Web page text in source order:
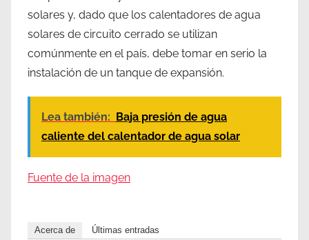
solares y, dado que los calentadores de agua
solares de circuito cerrado se utilizan
comúnmente en el país, debe tomar en serio la
instalación de un tanque de expansión.
Lea también: Baja presión de agua
caliente del calentador de agua solar
Fuente de la imagen
Acerca de Últimas entradas